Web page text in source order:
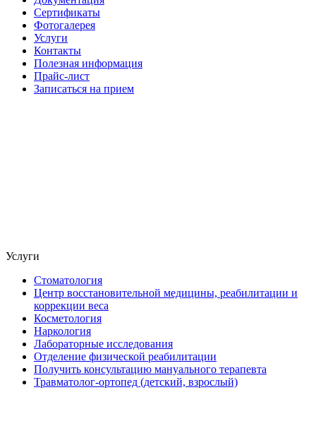
Сертификаты
Фотогалерея
Услуги
Контакты
Полезная информация
Прайс-лист
Записаться на прием
Услуги
Стоматология
Центр восстановительной медицины, реабилитации и
коррекции веса
Косметология
Наркология
Лабораторные исследования
Отделение физической реабилитации
Получить консультацию мануального терапевта
Травматолог-ортопед (детский, взрослый)